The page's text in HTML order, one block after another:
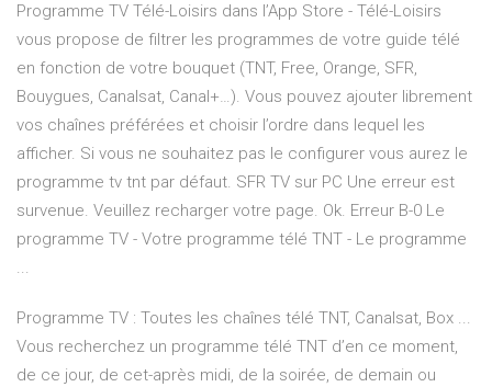
‎Programme TV Télé-Loisirs dans l’App Store - Télé-Loisirs
vous propose de filtrer les programmes de votre guide télé
en fonction de votre bouquet (TNT, Free, Orange, SFR,
Bouygues, Canalsat, Canal+…). Vous pouvez ajouter librement
vos chaînes préférées et choisir l’ordre dans lequel les
afficher. Si vous ne souhaitez pas le configurer vous aurez le
programme tv tnt par défaut. SFR TV sur PC Une erreur est
survenue. Veuillez recharger votre page. Ok. Erreur B-0 Le
programme TV - Votre programme télé TNT - Le programme
...
Programme TV : Toutes les chaînes télé TNT, Canalsat, Box ...
Vous recherchez un programme télé TNT d’en ce moment,
de ce jour, de cet-après midi, de la soirée, de demain ou